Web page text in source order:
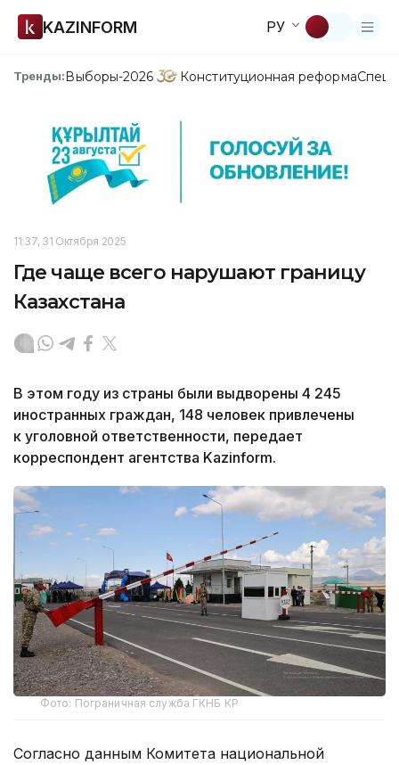
KAZINFORM РУ
Тренды:Выборы-2026 Конституционная реформа
11:37, 31 Октября 2025
Где чаще всего нарушают границу
Казахстана
В этом году из страны были выдворены 4 245
иностранных граждан, 148 человек привлечены
к уголовной ответственности, передает
корреспондент агентства Kazinform.
Фото: Пограничная служба ГКНБ КР
Согласно данным Комитета национальной